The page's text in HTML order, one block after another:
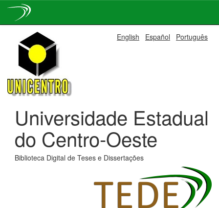
navigation
English Español Português
Universidade Estadual
do Centro-Oeste
Biblioteca Digital de Teses e Dissertações